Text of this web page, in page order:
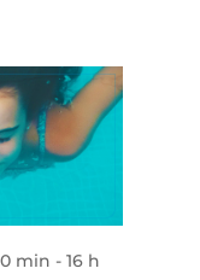
min -16 h